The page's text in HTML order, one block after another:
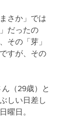
さか」では
だったの
その「芽」
すが、その
（29歳）と
しい日差し
曜日。